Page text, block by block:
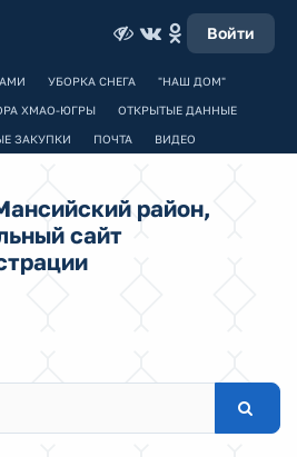
Войти
УБОРКА СНЕГА "НАШ ДОМ"
ХМАО-ЮГРЫ ОТКРЫТЫЕ ДАННЫЕ
ЗАКУПКИ ПОЧТА ВИДЕО
район,
сайт